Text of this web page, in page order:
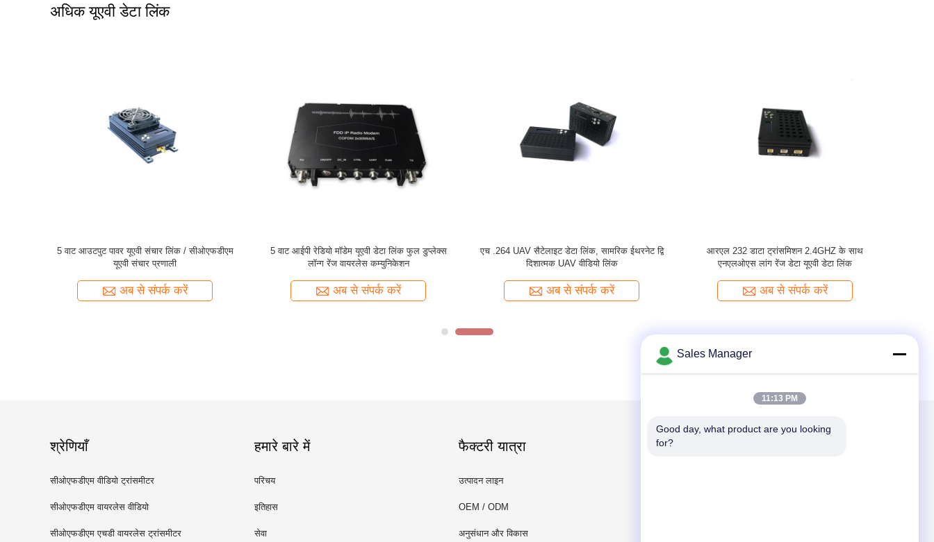
अधिक यूएवी डेटा लिंक
स्व-संरचना यूएवी डेटा लिंक
अब से संपर्क करें
पूर्ण द्वैध डेटा ट्रांसीवर IP रेडियो मॉडेम सामरिक रेडियो
संचार प्रणाली
अब से संपर्क करें
एच .265 औद्योगिक ग्रेड यूएवी डेटा लिंक द्वि - दिशात्मक
सामरिक ईथरनेट रेडियो
अब से संपर्क करें
2.4GHZ पूर्ण डुप्लेक्स UAV डेटा लिंक सिस्टम टीडीडी-
सीओएफडीएम वीडियो डेटा ट्रांसीवर
अब से संपर्क करें
श्रेणियाँ
सीओएफडीएम वीडियो ट्रांसमीटर
सीओएफडीएम वायरलेस वीडियो
ट्रांसमीटर
सीओएफडीएम एचडी वायरलेस ट्रांसमीटर
हमारे बारे में
परिचय
इतिहास
सेवा
फैक्टरी यात्रा
उत्पादन लाइन
OEM / ODM
अनुसंधान और विकास
हमें मेल करें
Sales Manager
11:13 PM
Good day, what product are you looking
for?